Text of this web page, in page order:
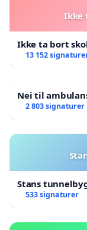
Ikke
Ikke ta bort
13 152
Nei til
2 803 signaturer
Stans
533 signaturer